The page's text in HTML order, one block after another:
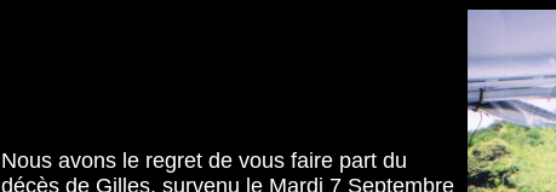
Nous avons le regret de vous faire part du
décès de Gilles, survenu le Mardi 7 Septembre